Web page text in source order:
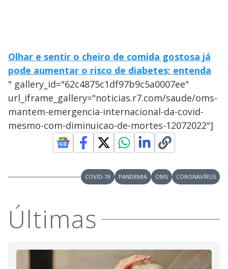
Olhar e sentir o cheiro de comida gostosa já
pode aumentar o risco de diabetes; entenda
" gallery_id="62c4875c1df97b9c5a0007ee"
url_iframe_gallery="noticias.r7.com/saude/oms-
mantem-emergencia-internacional-da-covid-
mesmo-com-diminuicao-de-mortes-12072022"]
COVID-19 PANDEMIA OMS CORONAVÍRUS
Últimas